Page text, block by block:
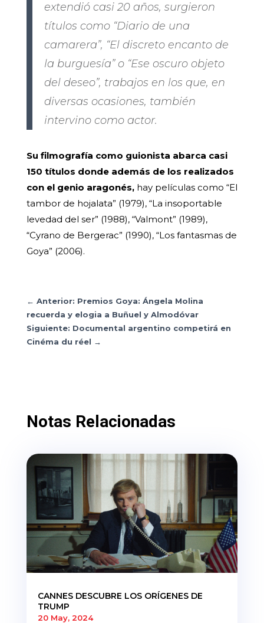
extendió casi 20 años, surgieron
títulos como “Diario de una
camarera”, “El discreto encanto de
la burguesía” o “Ese oscuro objeto
del deseo”, trabajos en los que, en
diversas ocasiones, también
intervino como actor.
Su filmografía como guionista abarca casi
150 títulos donde además de los realizados
con el genio aragonés,hay películas como “El
tambor de hojalata” (1979), “La insoportable
levedad del ser” (1988), “Valmont” (1989),
“Cyrano de Bergerac” (1990), “Los fantasmas de
Goya” (2006).
← Anterior: Premios Goya: Ángela Molina
recuerda y elogia a Buñuel y Almodóvar
Siguiente: Documental argentino competirá en
Cinéma du réel →
Notas Relacionadas
CANNES DESCUBRE LOS ORÍGENES DE
TRUMP
20 May, 2024